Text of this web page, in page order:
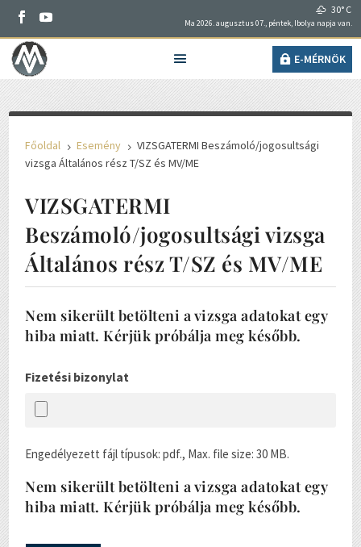
30° C
Ma 2026. augusztus 07., péntek, Ibolya napja van.
E-MÉRNÖK
Főoldal 5 Esemény 5 VIZSGATERMI Beszámoló/jogosultsági
vizsga Általános rész T/SZ és MV/ME
VIZSGATERMI
Beszámoló/jogosultsági vizsga
Általános rész T/SZ és MV/ME
Nem sikerült betölteni a vizsga adatokat egy
hiba miatt. Kérjük próbálja meg később.
Fizetési bizonylat
Engedélyezett fájl típusok: pdf., Max. file size: 30 MB.
Nem sikerült betölteni a vizsga adatokat egy
hiba miatt. Kérjük próbálja meg később.